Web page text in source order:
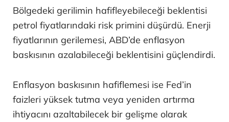
Bölgedeki gerilimin hafifleyebileceği beklentisi
petrol fiyatlarındaki risk primini düşürdü. Enerji
fiyatlarının gerilemesi, ABD’de enflasyon
baskısının azalabileceği beklentisini güçlendirdi.
Enflasyon baskısının hafiflemesi ise Fed’in
faizleri yüksek tutma veya yeniden artırma
ihtiyacını azaltabilecek bir gelişme olarak